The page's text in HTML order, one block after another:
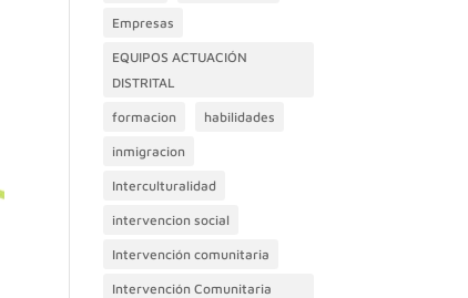
Empresas
EQUIPOS ACTUACIÓN
DISTRITAL
formacion habilidades
inmigracion
Interculturalidad
intervencion social
Intervención comunitaria
Intervención Comunitaria